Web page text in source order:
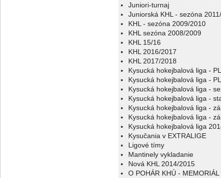
Juniori-turnaj
Juniorská KHL - sezóna
KHL - sezóna 2009/2010
KHL sezóna 2008/2009
KHL 15/16
KHL 2016/2017
KHL 2017/2018
Kysucká hokejbalová liga -
Kysucká hokejbalová liga -
Kysucká hokejbalová liga -
Kysucká hokejbalová liga -
Kysucká hokejbalová liga -
Kysucká hokejbalová liga -
Kysucká hokejbalová liga
Kysučania v EXTRALIGE
Ligové tímy
Mantinely vykladanie
Nová KHL 2014/2015
O POHÁR KHÚ - MEMORIÁL